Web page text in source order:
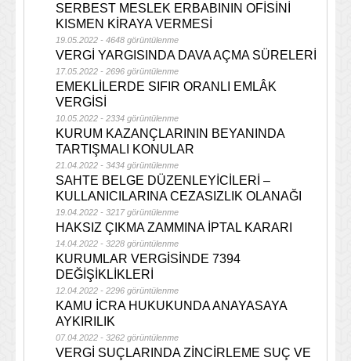
SERBEST MESLEK ERBABININ OFİSİNİ
KISMEN KİRAYA VERMESİ
19.05.2022 - 4648 görüntülenme
VERGİ YARGISINDA DAVA AÇMA SÜRELERİ
17.05.2022 - 2696 görüntülenme
EMEKLİLERDE SIFIR ORANLI EMLÂK
VERGİSİ
10.05.2022 - 2334 görüntülenme
KURUM KAZANÇLARININ BEYANINDA
TARTIŞMALI KONULAR
21.04.2022 - 3434 görüntülenme
SAHTE BELGE DÜZENLEYİCİLERİ –
KULLANICILARINA CEZASIZLIK OLANAĞI
19.04.2022 - 3217 görüntülenme
HAKSIZ ÇIKMA ZAMMINA İPTAL KARARI
14.04.2022 - 3228 görüntülenme
KURUMLAR VERGİSİNDE 7394
DEĞİŞİKLİKLERİ
12.04.2022 - 2296 görüntülenme
KAMU İCRA HUKUKUNDA ANAYASAYA
AYKIRILIK
07.04.2022 - 3262 görüntülenme
VERGİ SUÇLARINDA ZİNCİRLEME SUÇ VE